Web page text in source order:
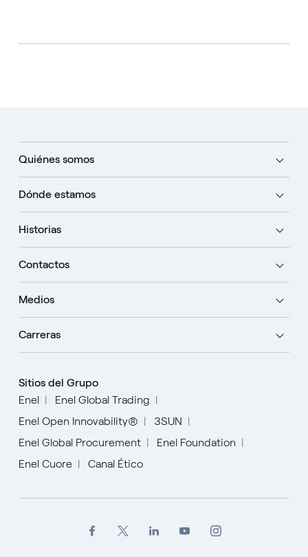
Quiénes somos
Dónde estamos
Historias
Contactos
Medios
Carreras
Sitios del Grupo
Enel
Enel Global Trading
Enel Open Innovability®
3SUN
Enel Global Procurement
Enel Foundation
Enel Cuore
Canal Ético